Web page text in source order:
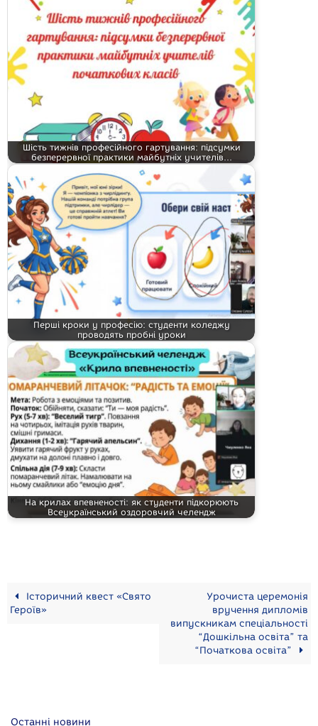
Шість тижнів професійного гартування: підсумки
безперервної практики майбутніх учителів…
Перші кроки у професію: студенти коледжу
проводять пробні уроки
На крилах впевненості: як студенти підкорюють
Всеукраїнський оздоровчий челендж
Історичний квест «Свято
Героїв»
Урочиста церемонія
вручення дипломів
випускникам спеціальності
“Дошкільна освіта” та
“Початкова освіта”
Останні новини